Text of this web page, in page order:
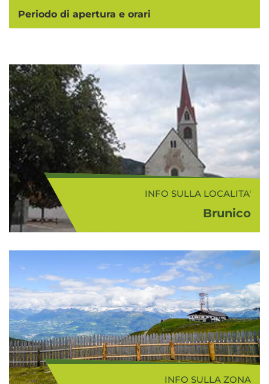
Periodo di apertura e orari
INFO SULLA LOCALITA'
Brunico
incontrano le Valli di Tures e Aurina
a Nord, e la Val Badia a Sud, al
centro di un'ampia conca valliva, si
adagia la località principale della
val...
INFO SULLA ZONA